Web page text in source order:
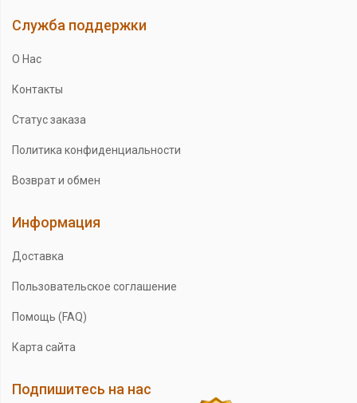
Служба поддержки
О Нас
Контакты
Статус заказа
Политика конфиденциальности
Возврат и обмен
Информация
Доставка
Пользовательское соглашение
Помощь (FAQ)
Карта сайта
Подпишитесь на нас